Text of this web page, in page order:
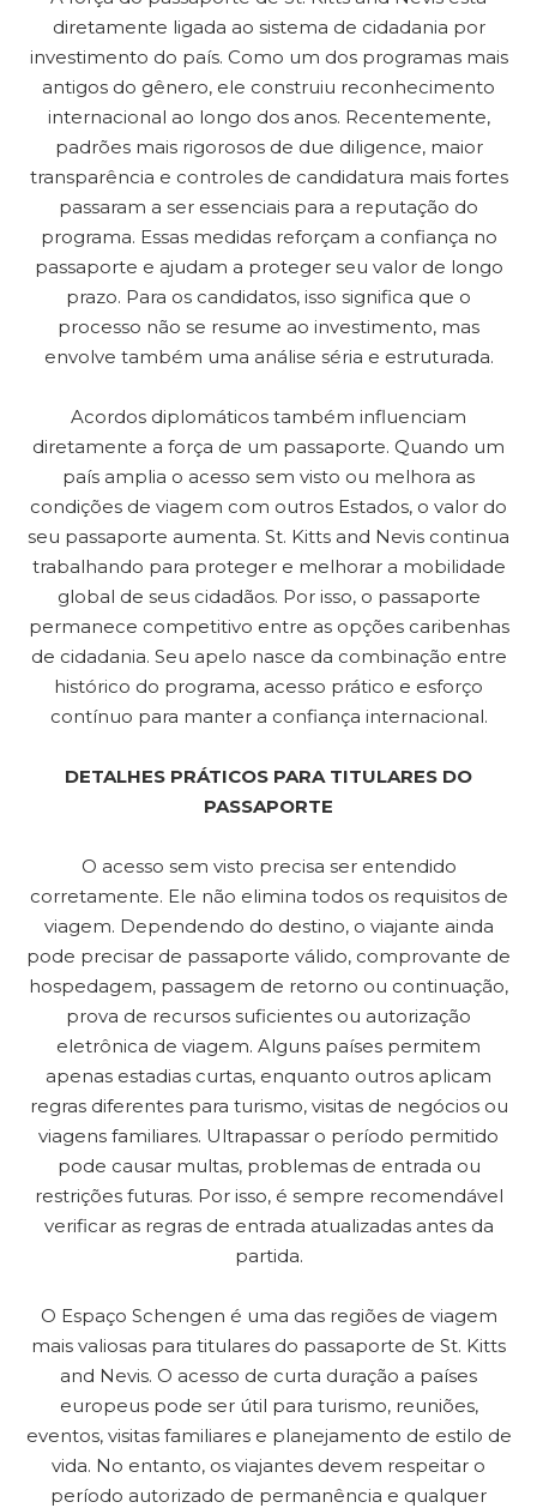
diretamente ligada ao sistema de cidadania por
investimento do país. Como um dos programas mais
antigos do gênero, ele construiu reconhecimento
internacional ao longo dos anos. Recentemente,
padrões mais rigorosos de due diligence, maior
transparência e controles de candidatura mais fortes
passaram a ser essenciais para a reputação do
programa. Essas medidas reforçam a confiança no
passaporte e ajudam a proteger seu valor de longo
prazo. Para os candidatos, isso significa que o
processo não se resume ao investimento, mas
envolve também uma análise séria e estruturada.
Acordos diplomáticos também influenciam
diretamente a força de um passaporte. Quando um
país amplia o acesso sem visto ou melhora as
condições de viagem com outros Estados, o valor do
seu passaporte aumenta. St. Kitts and Nevis continua
trabalhando para proteger e melhorar a mobilidade
global de seus cidadãos. Por isso, o passaporte
permanece competitivo entre as opções caribenhas
de cidadania. Seu apelo nasce da combinação entre
histórico do programa, acesso prático e esforço
contínuo para manter a confiança internacional.
DETALHES PRÁTICOS PARA TITULARES DO
PASSAPORTE
O acesso sem visto precisa ser entendido
corretamente. Ele não elimina todos os requisitos de
viagem. Dependendo do destino, o viajante ainda
pode precisar de passaporte válido, comprovante de
hospedagem, passagem de retorno ou continuação,
prova de recursos suficientes ou autorização
eletrônica de viagem. Alguns países permitem
apenas estadias curtas, enquanto outros aplicam
regras diferentes para turismo, visitas de negócios ou
viagens familiares. Ultrapassar o período permitido
pode causar multas, problemas de entrada ou
restrições futuras. Por isso, é sempre recomendável
verificar as regras de entrada atualizadas antes da
partida.
O Espaço Schengen é uma das regiões de viagem
mais valiosas para titulares do passaporte de St. Kitts
and Nevis. O acesso de curta duração a países
europeus pode ser útil para turismo, reuniões,
eventos, visitas familiares e planejamento de estilo de
vida. No entanto, os viajantes devem respeitar o
período autorizado de permanência e qualquer